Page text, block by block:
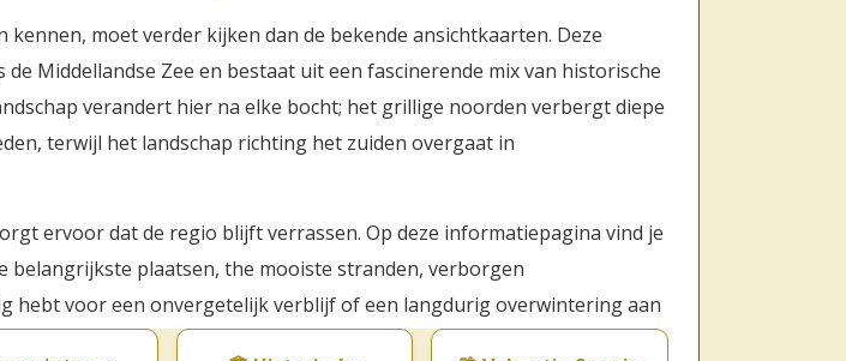
kennen, moet verder kijken dan de bekende ansichtkaarten. Deze
Middellandse Zee en bestaat uit een fascinerende mix van historische
verandert hier na elke bocht; het grillige noorden verbergt diepe
terwijl het landschap richting het zuiden overgaat in
ervoor dat de regio blijft verrassen. Op deze informatiepagina vind je
plaatsen, the mooiste stranden, verborgen
hebt voor een onvergetelijk verblijf of een langdurig overwintering aan